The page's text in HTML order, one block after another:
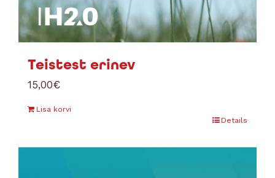
Teistest erinev
15,00€
Lisa korvi
Details